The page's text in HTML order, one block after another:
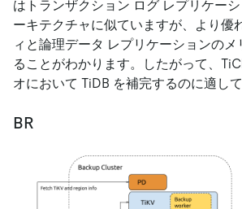
はトランザクション ログ レプリケー
ーキテクチャに似ていますが、より優
ィと論理データ レプリケーションの
ることがわかります。したがって、
オにおいて TiDB を補完するのに適して
BR